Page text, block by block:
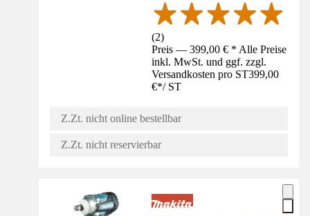
(2)
Preis — 399,00 € * Alle Preise
inkl. MwSt. und ggf. zzgl.
Versandkosten pro ST399,00
€*/ ST
Z.Zt. nicht online bestellbar
Z.Zt. nicht reservierbar